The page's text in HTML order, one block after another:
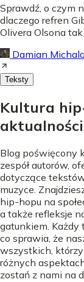
Sprawdź, o czym
dlaczego refren
Olivera Olsona
Damian
Teksty
Kultura
aktualności
Blog poświęcony
zespół autorów,
dotyczące
muzyce.
hip-hopu na
a także refleksje
gatunkiem.
co sprawia, że
wszystkich,
różnych
zostań z nami na